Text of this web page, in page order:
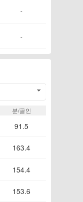
-
-
분/골인
91.5
163.4
154.4
153.6